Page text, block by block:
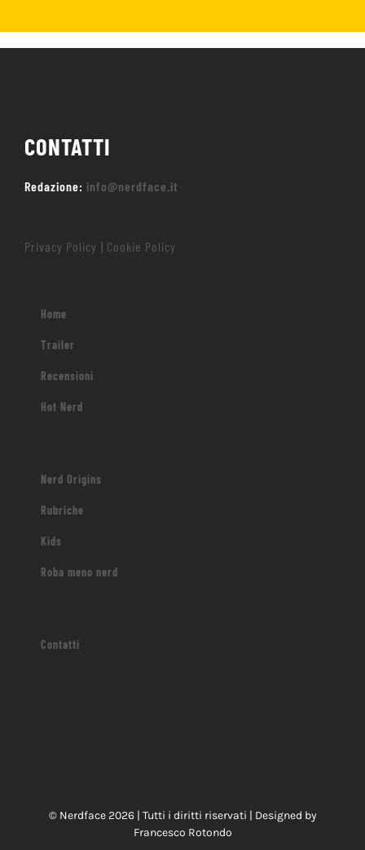
CONTATTI
Redazione: info@nerdface.it
Privacy Policy | Cookie Policy
Home
Trailer
Recensioni
Hot Nerd
Nerd Origins
Rubriche
Kids
Roba meno nerd
Contatti
© Nerdface 2026 | Tutti i diritti riservati | Designed by
Francesco Rotondo